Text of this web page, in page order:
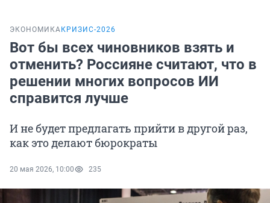
ЭКОНОМИКА КРИЗИС-2026
Вот бы всех чиновников взять и
отменить? Россияне считают, что в
решении многих вопросов ИИ
справится лучше
И не будет предлагать прийти в другой раз,
как это делают бюрократы
20 мая 2026, 10:00 235